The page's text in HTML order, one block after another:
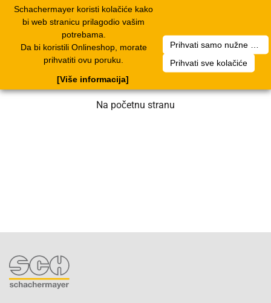
Schachermayer koristi kolačiće kako
bi web stranicu prilagodio vašim
potrebama.
Da bi koristili Onlineshop, morate
prihvatiti ovu poruku.
Prihvati sve kolačiće
[Više informacija]
Nažalost, došlo je do greške. Naš tim
radi na rješenju. Molimo za strpljenje.
Na početnu stranu